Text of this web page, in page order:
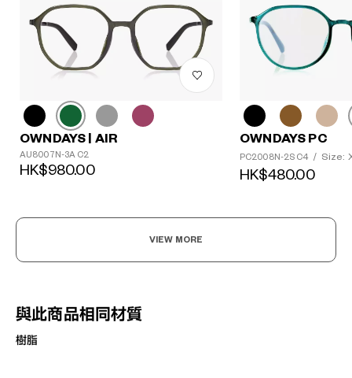
OWNDAYS | AIR
AU8007N-3A C2
HK$980.00
OWNDAYS PC
PC2008N-2S C4 / Size:
HK$480.00
VIEW MORE
與此商品相同材質
樹脂